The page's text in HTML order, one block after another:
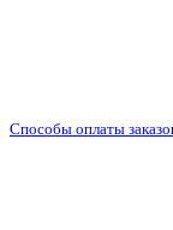
Способы оплаты